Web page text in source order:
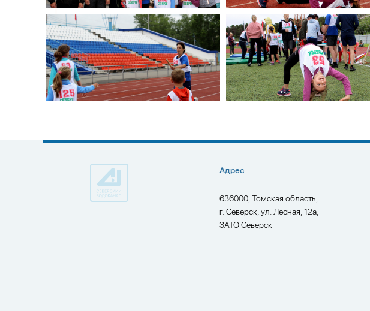
Адрес
636000, Томская область,
г. Северск, ул. Лесная, 12а,
ЗАТО Северск